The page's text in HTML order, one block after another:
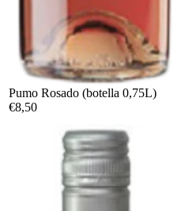
Pumo Rosado (botella 0,75L)
€8,50